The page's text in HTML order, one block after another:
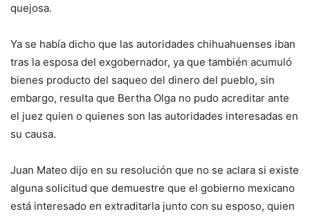
quejosa.
Ya se había dicho que las autoridades chihuahuenses iban
tras la esposa del exgobernador, ya que también acumuló
bienes producto del saqueo del dinero del pueblo, sin
embargo, resulta que Bertha Olga no pudo acreditar ante
el juez quien o quienes son las autoridades interesadas en
su causa.
Juan Mateo dijo en su resolución que no se aclara si existe
alguna solicitud que demuestre que el gobierno mexicano
está interesado en extraditarla junto con su esposo, quien